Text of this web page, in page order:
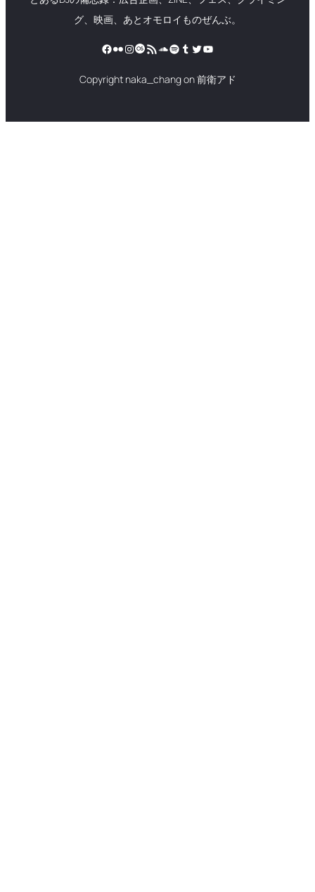
グ、映画、あとオモロイものぜんぶ。
Facebook
FlickrInstagram
Last.fm
RSS フィードSoundCloud
Spotify
Tumblr
Twitter
YouTube
Copyright naka_chang on 前衛アド